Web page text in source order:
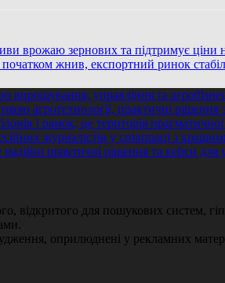
врожаю зернових та підтримує ціни
жнив, експортний ринок
відкритого для пошукових систем,
оприлюднені у рекламних